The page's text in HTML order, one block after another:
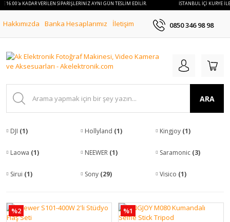
16:00'a KADAR VERİLEN SİPARİŞLERİNİZ AYNI GÜN TESLİM EDİLİR. İSTANBUL İÇİ KURYE
Hakkımızda Banka Hesaplarımız İletişim 0850 346 98 98
ARA
DJI (1) Hollyland (1) Kingjoy (1)
Laowa (1) NEEWER (1) Saramonic (3)
Sirui (1) Sony (29) Visico (1)
%2 %1